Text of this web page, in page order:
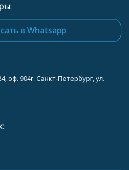
в Whatsapp
оф. 904г. Санкт-Петербург, ул.